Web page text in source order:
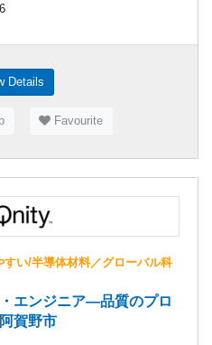
Details
Favourite
い/半導体材料／グローバル科
エンジニア―品質のプロ
賀野市